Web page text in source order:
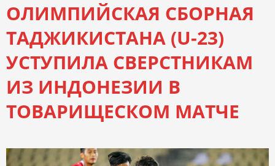
ОЛИМПИЙСКАЯ СБОРНАЯ
ТАДЖИКИСТАНА (U-23)
УСТУПИЛА СВЕРСТНИКАМ
ИЗ ИНДОНЕЗИИ В
ТОВАРИЩЕСКОМ МАТЧЕ